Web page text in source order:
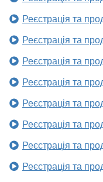
Реєстрація та
Реєстрація та
Реєстрація та
Реєстрація та
Реєстрація та
Реєстрація та
Реєстрація та
Реєстрація та